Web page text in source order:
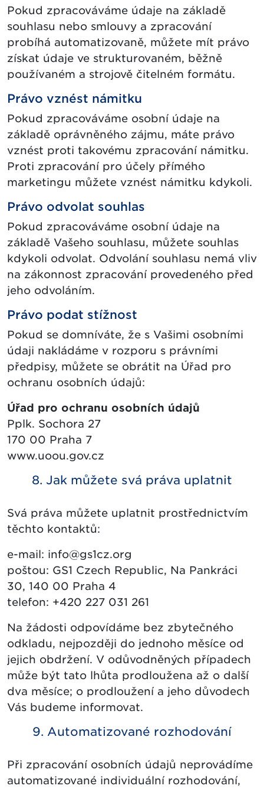
Pokud zpracováváme údaje na základě
souhlasu nebo smlouvy a zpracování
probíhá automatizovaně, můžete mít právo
získat údaje ve strukturovaném, běžně
používaném a strojově čitelném formátu.
Právo vznést námitku
Pokud zpracováváme osobní údaje na
základě oprávněného zájmu, máte právo
vznést proti takovému zpracování námitku.
Proti zpracování pro účely přímého
marketingu můžete vznést námitku kdykoli.
Právo odvolat souhlas
Pokud zpracováváme osobní údaje na
základě Vašeho souhlasu, můžete souhlas
kdykoli odvolat. Odvolání souhlasu nemá vliv
na zákonnost zpracování provedeného před
jeho odvoláním.
Právo podat stížnost
Pokud se domníváte, že s Vašimi osobními
údaji nakládáme v rozporu s právními
předpisy, můžete se obrátit na Úřad pro
ochranu osobních údajů:
Úřad pro ochranu osobních údajů
Pplk. Sochora 27
170 00 Praha 7
www.uoou.gov.cz
8. Jak můžete svá práva uplatnit
Svá práva můžete uplatnit prostřednictvím
těchto kontaktů:
e-mail: info@gs1cz.org
poštou: GS1 Czech Republic, Na Pankráci
30, 140 00 Praha 4
telefon: +420 227 031 261
Na žádosti odpovídáme bez zbytečného
odkladu, nejpozději do jednoho měsíce od
jejich obdržení. V odůvodněných případech
může být tato lhůta prodloužena až o další
dva měsíce; o prodloužení a jeho důvodech
Vás budeme informovat.
9. Automatizované rozhodování
Při zpracování osobních údajů neprovádíme
automatizované individuální rozhodování,